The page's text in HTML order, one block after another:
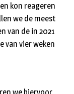
kon reageren
we de meest
van de in 2021
van vier weken